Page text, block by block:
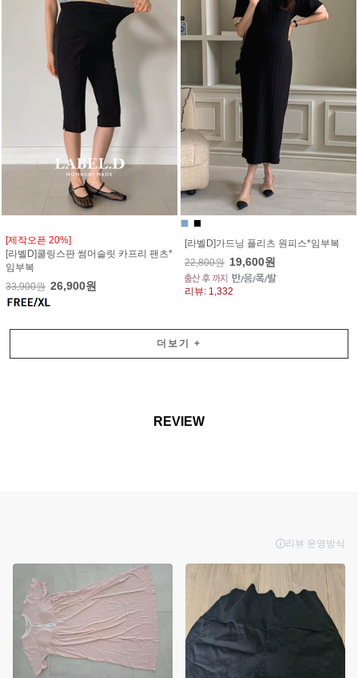
[제작오픈 20%]
[라벨D]쿨링스판 썸머슬릿 카프리 팬츠*
임부복
33,900원 26,900원
[라벨D]가드닝 플리츠 원피스*임부복
22,800원 19,600원
리뷰: 1,332
더보기 +
REVIEW